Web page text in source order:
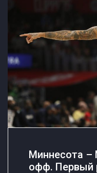
Миннесота
офф. Первый